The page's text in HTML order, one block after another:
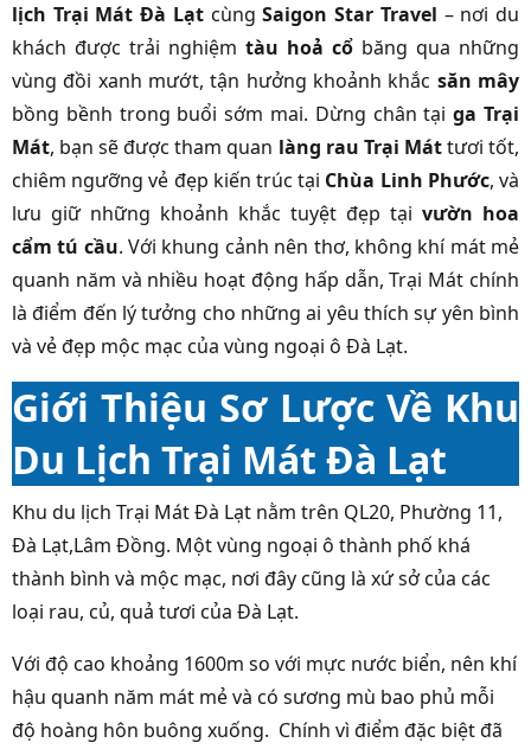
lịch Trại Mát Đà LạtcùngSaigon Star Travel – nơi du
khách được trải nghiệm tàu hoả cổ băng qua những
vùng đồi xanh mướt, tận hưởng khoảnh khắc săn mây
bồng bềnh trong buổi sớm mai. Dừng chân tạiga Trại
Mát, bạn sẽ được tham quan làng rau Trại Máttươi tốt,
chiêm ngưỡng vẻ đẹp kiến trúc tại Chùa Linh Phước, và
lưu giữ những khoảnh khắc tuyệt đẹp tại vườn hoa
cẩm tú cầu. Với khung cảnh nên thơ, không khí mát mẻ
quanh năm và nhiều hoạt động hấp dẫn, Trại Mát chính
là điểm đến lý tưởng cho những ai yêu thích sự yên bình
và vẻ đẹp mộc mạc của vùng ngoại ô Đà Lạt.
Giới Thiệu Sơ Lược Về Khu
Du Lịch Trại Mát Đà Lạt
Khu du lịch Trại Mát Đà Lạt nằm trên QL20, Phường 11,
Đà Lạt,Lâm Đồng. Một vùng ngoại ô thành phố khá
thành bình và mộc mạc, nơi đây cũng là xứ sở của các
loại rau, củ, quả tươi của Đà Lạt.
Với độ cao khoảng 1600m so với mực nước biển, nên khí
hậu quanh năm mát mẻ và có sương mù bao phủ mỗi
độ hoàng hôn buông xuống. Chính vì điểm đặc biệt đã